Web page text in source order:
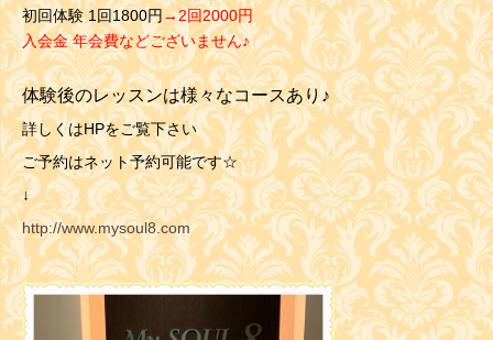
初回体験 1回1800円 →2回2000円
入会金 年会費などございません♪
体験後のレッスンは様々なコースあり♪
詳しくはHPをご覧下さい
ご予約はネット予約可能です☆
↓
http://www.mysoul8.com